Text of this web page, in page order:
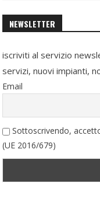
NEWSLETTER
iscriviti al servizio
servizi, nuovi impianti,
Email
Sottoscrivendo,
(UE 2016/679)